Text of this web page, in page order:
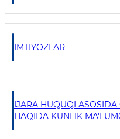
IMTIYOZLAR
IJARA HUQUQI
HAQIDA KUNLIK